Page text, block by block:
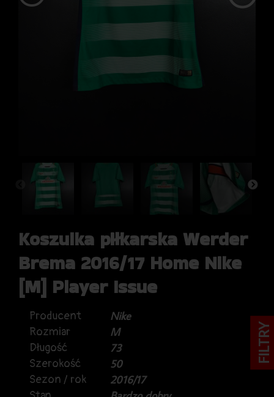
Koszulka piłkarska Werder
Brema 2016/17 Home Nike
[M] Player Issue
Producent
Nike
Rozmiar
M
Długość
73
Szerokość
50
Sezon / rok
2016/17
FILTRY